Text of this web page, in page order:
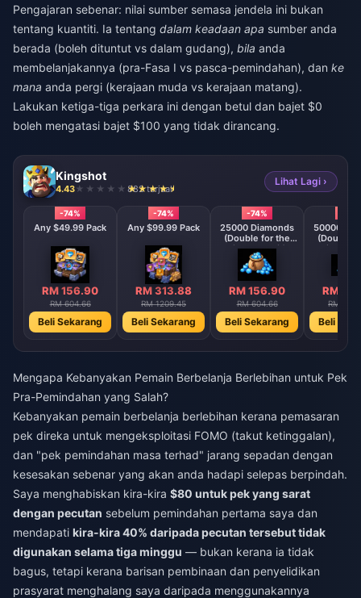
Pengajaran sebenar: nilai sumber semasa jendela ini bukan
tentang kuantiti. Ia tentang dalam keadaan apa sumber anda
berada (boleh dituntut vs dalam gudang), bila anda
membelanjakannya (pra-Fasa I vs pasca-pemindahan), dan ke
mana anda pergi (kerajaan muda vs kerajaan matang).
Lakukan ketiga-tiga perkara ini dengan betul dan bajet $0
boleh mengatasi bajet $100 yang tidak dirancang.
Kingshot
4.43 882 terjual
Lihat Lagi ›
-74%
Any $49.99 Pack
RM 156.90
RM 604.66
Beli Sekarang
-74%
Any $99.99 Pack
RM 313.88
RM 1209.45
Beli Sekarang
-74%
25000 Diamonds
(Double for the
First Deposit)
RM 156.90
RM 604.66
Beli Sekarang
50000
(Double
First
RM
RM
Beli
Mengapa Kebanyakan Pemain Berbelanja Berlebihan untuk Pek
Pra-Pemindahan yang Salah?
Kebanyakan pemain berbelanja berlebihan kerana pemasaran
pek direka untuk mengeksploitasi FOMO (takut ketinggalan),
dan "pek pemindahan masa terhad" jarang sepadan dengan
kesesakan sebenar yang akan anda hadapi selepas berpindah.
Saya menghabiskan kira-kira $80 untuk pek yang sarat
dengan pecutan sebelum pemindahan pertama saya dan
mendapati kira-kira 40% daripada pecutan tersebut tidak
digunakan selama tiga minggu — bukan kerana ia tidak
bagus, tetapi kerana barisan pembinaan dan penyelidikan
prasyarat menghalang saya daripada menggunakannya